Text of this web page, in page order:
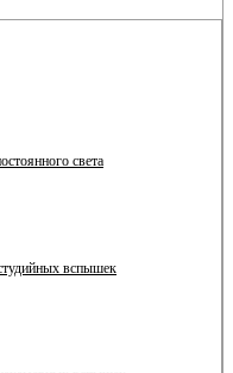
света
вспышек